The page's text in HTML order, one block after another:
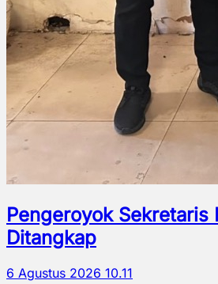
Pengeroyok Sekretaris
Ditangkap
6 Agustus 2026 10.11